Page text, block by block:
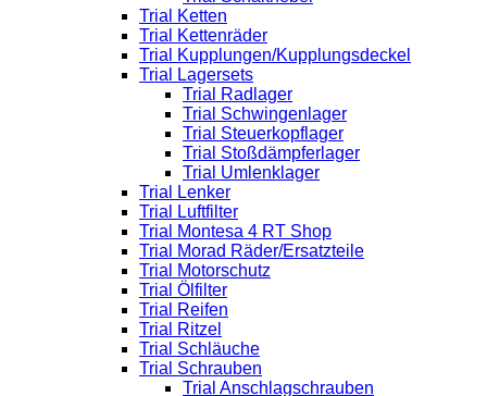
Trial Ketten
Trial Kettenräder
Trial Kupplungen/Kupplungsdeckel
Trial Lagersets
Trial Radlager
Trial Schwingenlager
Trial Steuerkopflager
Trial Stoßdämpferlager
Trial Umlenklager
Trial Lenker
Trial Luftfilter
Trial Montesa 4 RT Shop
Trial Morad Räder/Ersatzteile
Trial Motorschutz
Trial Ölfilter
Trial Reifen
Trial Ritzel
Trial Schläuche
Trial Schrauben
Trial Anschlagschrauben